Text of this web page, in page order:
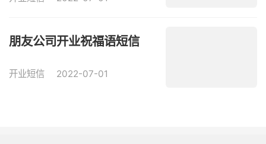
朋友公司开业祝福语短信
开业短信 2022-07-01